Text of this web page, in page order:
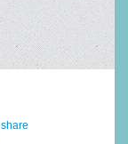
share